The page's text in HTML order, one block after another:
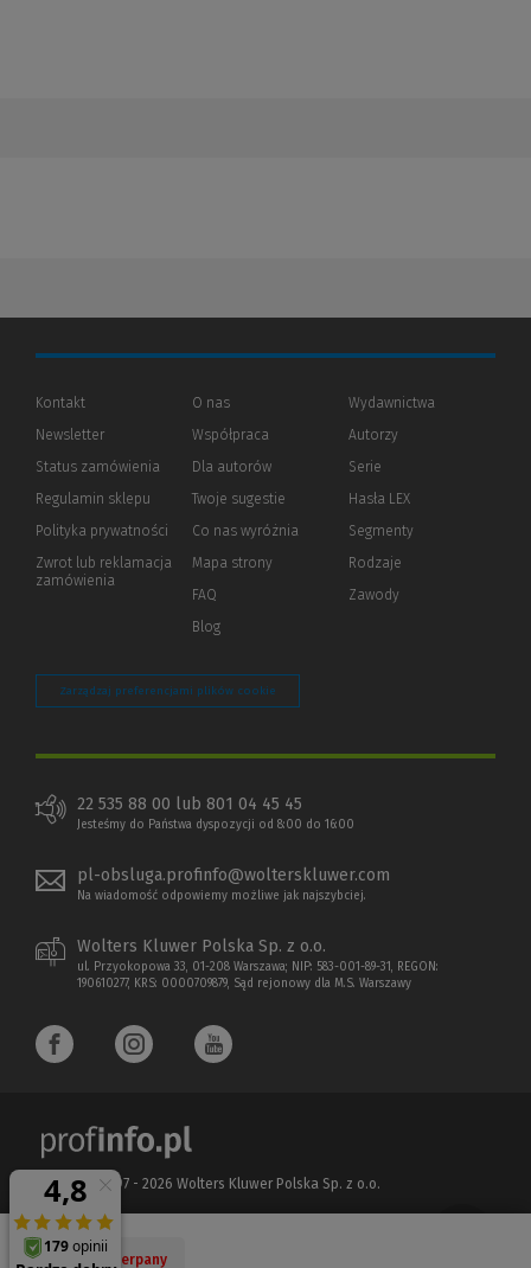
Nakład wyczerpany
Kontakt
Newsletter
Status zamówienia
Regulamin sklepu
Polityka prywatności (Nowe
(Link
innej
Zwrot lub reklamacja
zamówienia
O nas
Współpraca
Dla autorów(Nowe
(Link
innej
strony)
Twoje sugestie
Co nas wyróżnia
Mapa strony
FAQ
Blog
Wydawnictwa
Autorzy
Serie
Hasła LEX
Segmenty
Rodzaje
Zawody
Zarządzaj preferencjami plików cookie
22 535 88 00 lub 801 04 45 45
Jesteśmy do Państwa dyspozycji od 8:00 do 16:00
pl-obsluga.profinfo@wolterskluwer.com
Na wiadomość odpowiemy możliwe jak najszybciej.
Wolters Kluwer Polska Sp. z o.o.
ul. Przyokopowa 33, 01-208 Warszawa; NIP: 583-001-89-31, REGON:
190610277, KRS: 0000709879, Sąd rejonowy dla M.S. Warszawy
Copyright 1997 - 2026 Wolters Kluwer Polska Sp. z o.o.
Płatności elektroniczne
(Nowe
(Link